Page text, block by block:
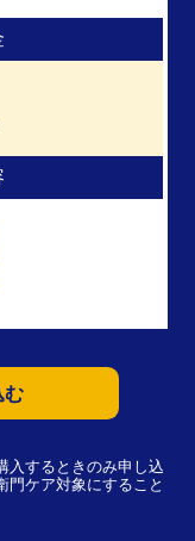
む
入するときのみ申し込
門ケア対象にすること